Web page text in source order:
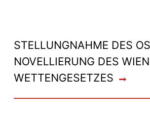
STELLUNGNAHME DES
NOVELLIERUNG DES
WETTENGESETZES